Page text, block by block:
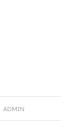
ADMIN